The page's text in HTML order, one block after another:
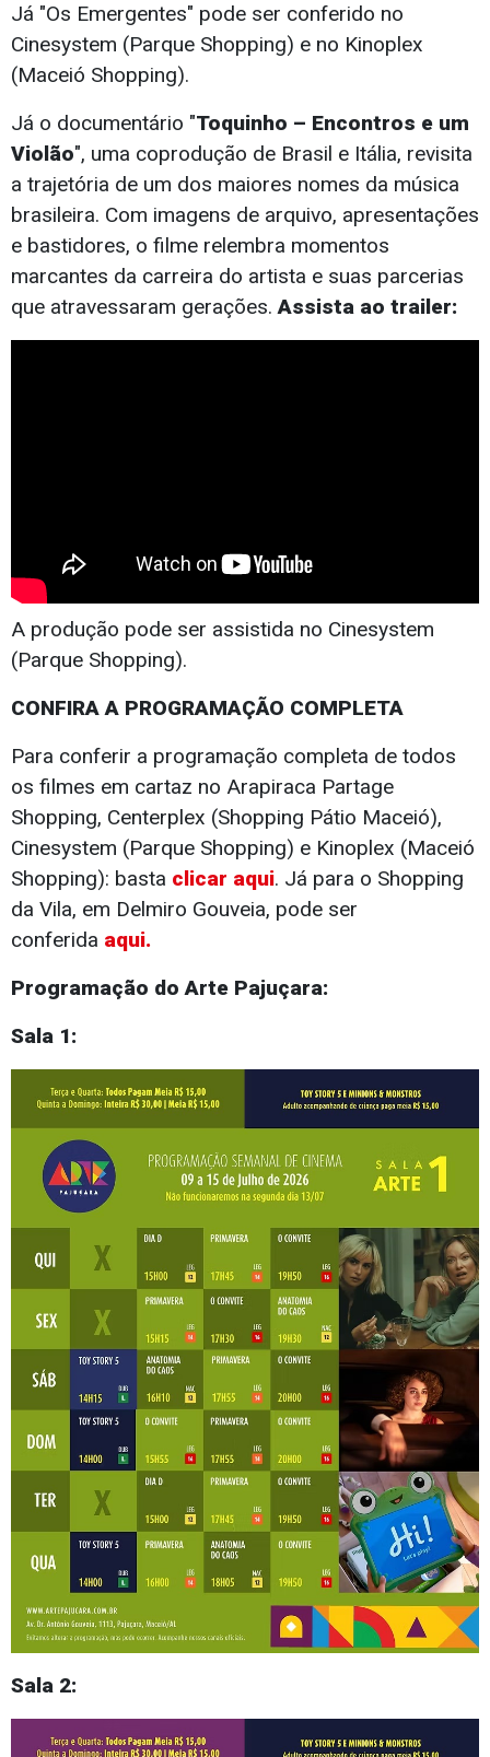
Já "Os Emergentes" pode ser conferido no
Cinesystem (Parque Shopping) e no Kinoplex
(Maceió Shopping).
Já o documentário "Toquinho – Encontros e um
Violão", uma coprodução de Brasil e Itália, revisita
a trajetória de um dos maiores nomes da música
brasileira. Com imagens de arquivo, apresentações
e bastidores, o filme relembra momentos
marcantes da carreira do artista e suas parcerias
que atravessaram gerações.Assista ao trailer:
A produção pode ser assistida no Cinesystem
(Parque Shopping).
CONFIRA A PROGRAMAÇÃO COMPLETA
Para conferir a programação completa de todos
os filmes em cartaz no Arapiraca Partage
Shopping, Centerplex (Shopping Pátio Maceió),
Cinesystem (Parque Shopping) e Kinoplex (Maceió
Shopping): basta clicar aqui. Já para o Shopping
da Vila, em Delmiro Gouveia, pode ser
conferida aqui.
Programação do Arte Pajuçara:
Sala 1:
Sala 2: